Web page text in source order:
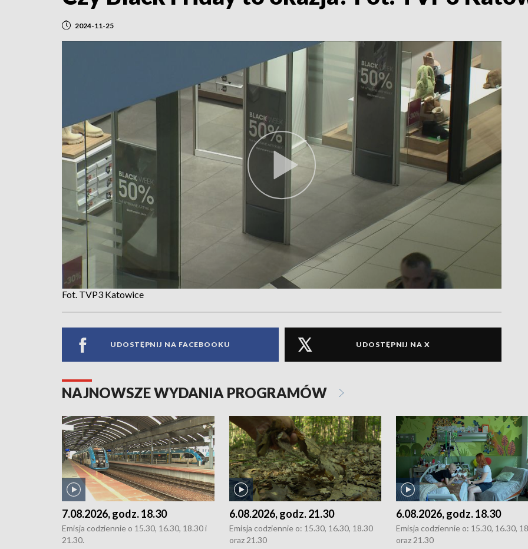
2024-11-25
Fot. TVP3 Katowice
UDOSTĘPNIJ NA FACEBOOKU UDOSTĘPNIJ NA X
NAJNOWSZE WYDANIA PROGRAMÓW
7.08.2026, godz. 18.30
Emisja codziennie o 15.30, 16.30, 18.30 i
21.30.
6.08.2026, godz. 21.30
Emisja codziennie o: 15.30, 16.30, 18.30
oraz 21.30
6.08.2026, godz. 18.30
Emisja codziennie o: 15.30, 16.30,
oraz 21.30